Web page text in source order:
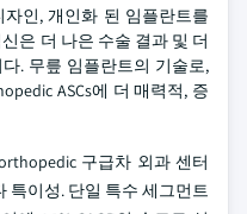
인, 개인화 된 임플란트를
은 더 나은 수술 결과 및 더
. 무릎 임플란트의 기술로,
ASCs에 더 매력적, 증
구급차 외과 센터
특이성. 단일 특수 세그먼트